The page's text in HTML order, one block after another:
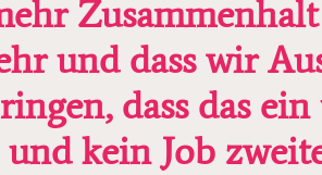
und dass wir
dass das
und kein Job